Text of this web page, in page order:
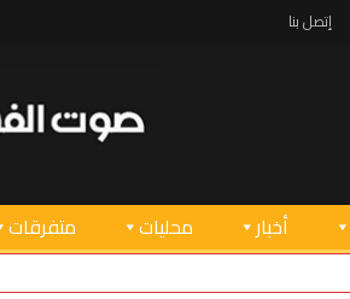
إتصل بنا
أخبار محليات متفرقات
خريس تفقّد